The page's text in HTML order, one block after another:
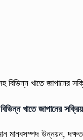
খাতে জাপানের
মানবসম্পদ উন্নয়ন,